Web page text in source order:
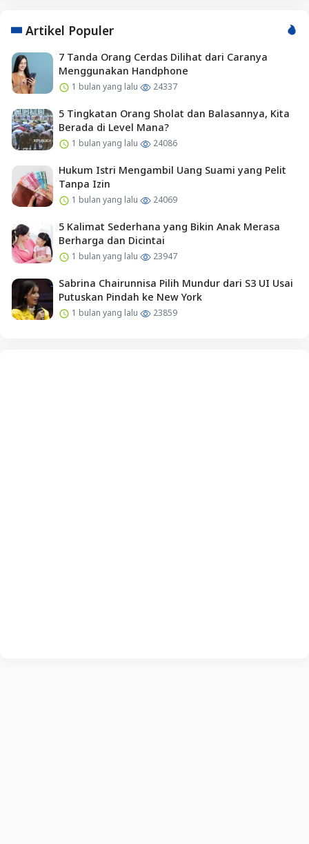
Artikel Populer
7 Tanda Orang Cerdas Dilihat dari Caranya
Menggunakan Handphone
1 bulan yang lalu 24337
5 Tingkatan Orang Sholat dan Balasannya, Kita
Berada di Level Mana?
1 bulan yang lalu 24086
Hukum Istri Mengambil Uang Suami yang Pelit
Tanpa Izin
1 bulan yang lalu 24069
5 Kalimat Sederhana yang Bikin Anak Merasa
Berharga dan Dicintai
1 bulan yang lalu 23947
Sabrina Chairunnisa Pilih Mundur dari S3 UI Usai
Putuskan Pindah ke New York
1 bulan yang lalu 23859